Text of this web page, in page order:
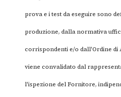
prova e i test da eseguire sono
produzione, dalla normativa
corrispondenti e/o dall'Ordine di
viene convalidato dal
l'ispezione del Fornitore,